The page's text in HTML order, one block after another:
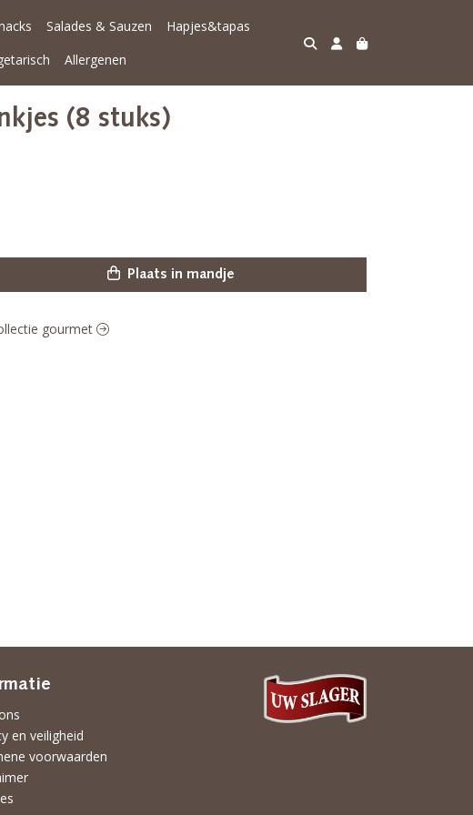
Salades & Sauzen
Hapjes&tapas
Allergenen
(8 stuks)
Plaats in mandje
gourmet
en veiligheid
voorwaarden